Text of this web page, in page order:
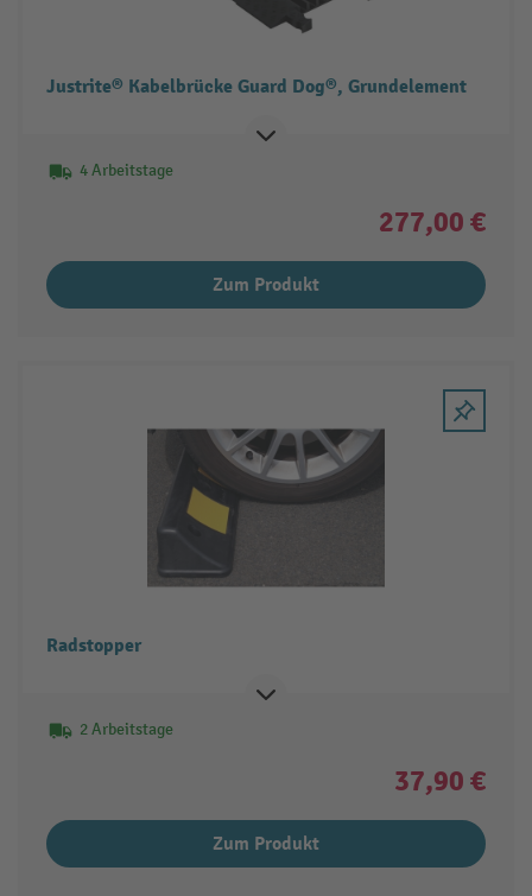
Justrite® Kabelbrücke Guard Dog®, Grundelement
4 Arbeitstage
277,00 €
Zum Produkt
Radstopper
2 Arbeitstage
37,90 €
Zum Produkt